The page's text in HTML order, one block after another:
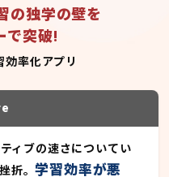
の独学の壁を
で突破!
効率化アプリ
ィブの速さについてい
折。学習効率が悪